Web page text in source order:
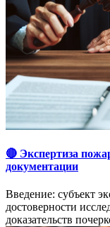
🔴 Экспертиза
документации
Введение: субъект
достоверности
доказательств